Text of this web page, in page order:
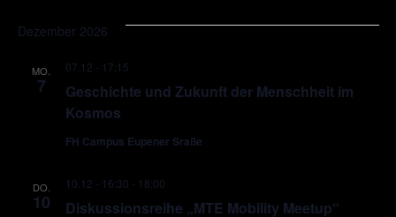
Dezember 2026
MO.
7
Geschichte und Zukunft der Menschheit im
Kosmos
07.12 - 17:15
FH Campus Eupener Sraße
DO.
10 Diskussionsreihe „MTE Mobility Meetup“
10.12 - 16:30 - 18:00